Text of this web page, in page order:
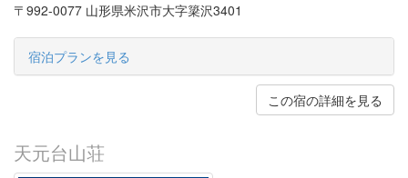
〒992-0077 山形県米沢市大字簗沢3401
宿泊プランを見る
この宿の詳細を見る
天元台山荘